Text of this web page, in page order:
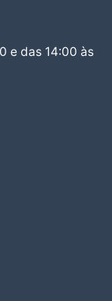
e das 14:00 às